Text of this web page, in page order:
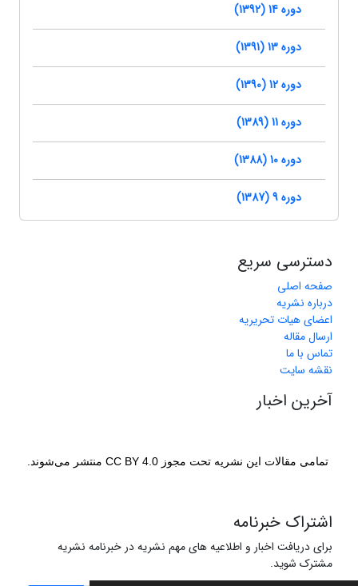
دوره 14 (1392)
دوره 13 (1391)
دوره 12 (1390)
دوره 11 (1389)
دوره 10 (1388)
دوره 9 (1387)
دسترسی سریع
صفحه اصلی
درباره نشریه
اعضای هیات تحریریه
ارسال مقاله
تماس با ما
نقشه سایت
آخرین اخبار
تمامی مقالات این نشریه تحت مجوز CC BY 4.0 منتشر می‌شوند.
اشتراک خبرنامه
برای دریافت اخبار و اطلاعیه های مهم نشریه در خبرنامه نشریه
مشترک شوید.